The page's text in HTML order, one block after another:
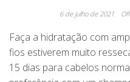
6 de julho de 2021
Faça a hidratação com
fios estiverem muito
15 dias para cabelos